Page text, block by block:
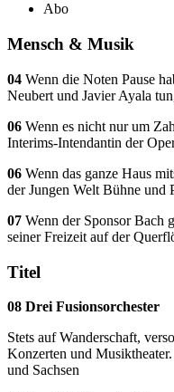
Abo
Mensch & Musik
04 Wenn die Noten Pause
Neubert und Javier Ayala
06 Wenn es nicht nur um
Interims-Intendantin der
06 Wenn das ganze Haus
der Jungen Welt Bühne und
07 Wenn der Sponsor Bach
seiner Freizeit auf der
Titel
08 Drei Fusionsorchester
Stets auf Wanderschaft,
Konzerten und
und Sachsen